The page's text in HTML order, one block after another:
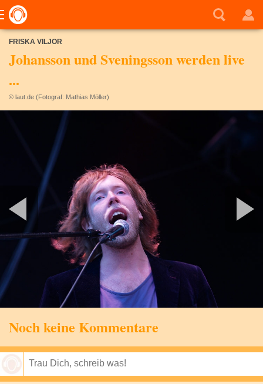
FRISKA VILJOR
Johansson und Sveningsson werden live
...
© laut.de (Fotograf: Mathias Möller)
Noch keine Kommentare